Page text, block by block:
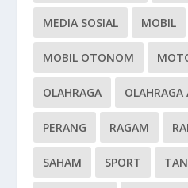
MEDIA SOSIAL MOBIL
MOBIL OTONOM
OLAHRAGA OLAHRAGA
PERANG RAGAM
SAHAM SPORT